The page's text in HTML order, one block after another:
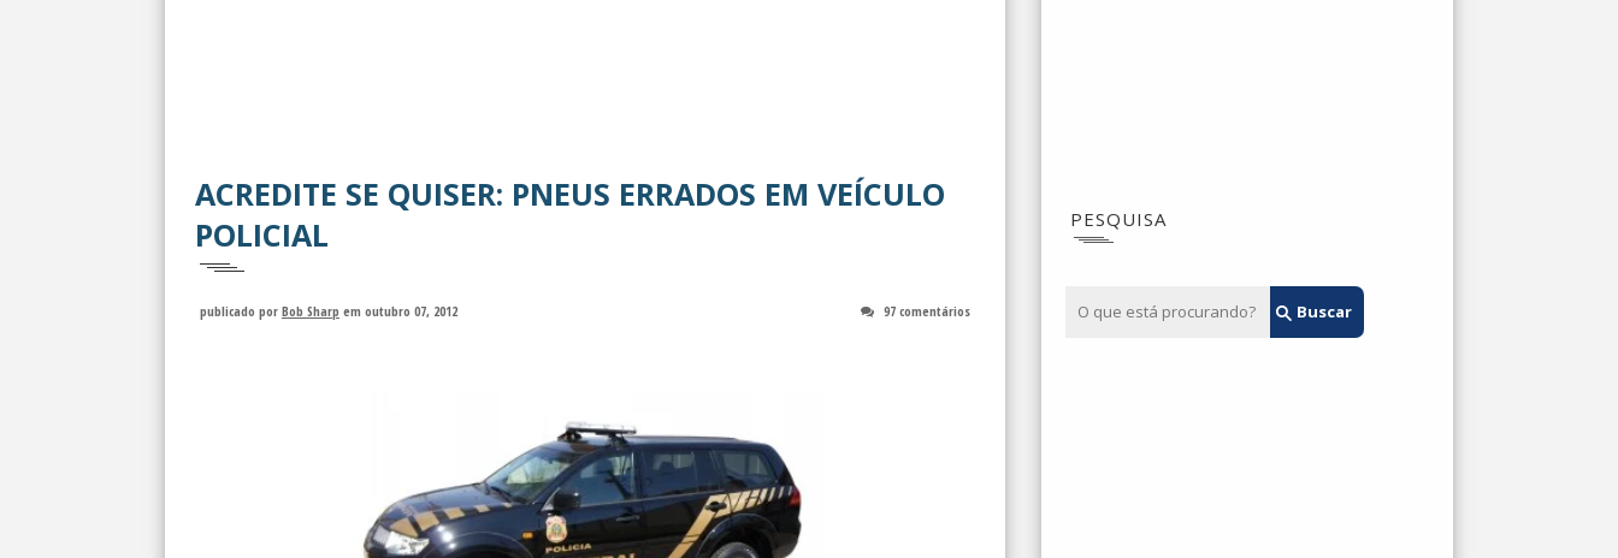
ACREDITE SE QUISER: PNEUS ERRADOS EM VEÍCULO
POLICIAL
publicado por Bob Sharp em outubro 07, 2012 97 comentários
PESQUISA